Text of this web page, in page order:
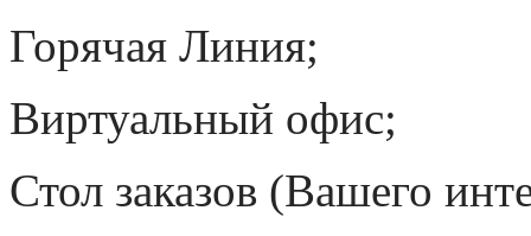
Горячая Линия;
Виртуальный офис;
Стол заказов (Вашего